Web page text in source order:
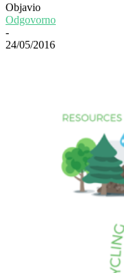
Objavio
Odgovorno
-
24/05/2016